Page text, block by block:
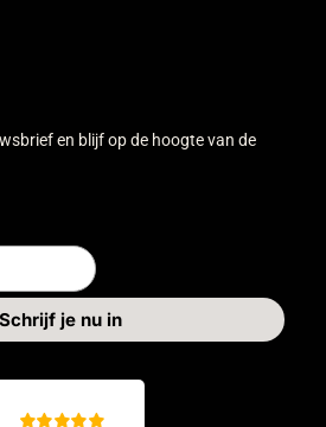
en blijf op de hoogte van de